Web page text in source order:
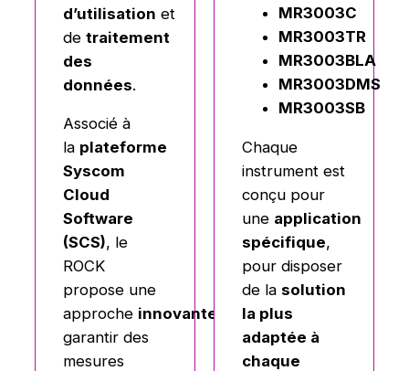
d’utilisation et
de traitement
des
données.
Associé à
la plateforme
Syscom
Cloud
Software
(SCS), le
ROCK
propose une
approche innovante efficace
garantir des
mesures
MR3003C
MR3003TR
MR3003BLA
MR3003DMS
MR3003SB
Chaque
instrument est
conçu pour
une application
spécifique,
pour disposer
de la solution
la plus
adaptée à
chaque